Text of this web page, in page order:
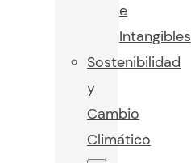
e
Intangibles
Sostenibilidad
y
Cambio
Climático